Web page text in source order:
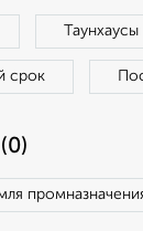
Таунхаусы
срок